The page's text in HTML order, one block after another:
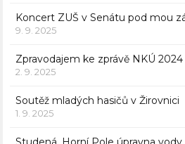
Koncert ZUŠ v Senátu pod mou
9. 9. 2025
Zpravodajem ke zprávě NKÚ 2024
2. 9. 2025
Soutěž mladých hasičů v Žirovnici
1. 9. 2025